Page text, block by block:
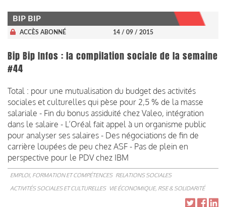
BIP BIP
ACCÈS ABONNÉ 14 / 09 / 2015
Bip Bip Infos : la compilation sociale de la semaine
#44
Total : pour une mutualisation du budget des activités
sociales et culturelles qui pèse pour 2,5 % de la masse
salariale - Fin du bonus assiduité chez Valeo, intégration
dans le salaire - L’Oréal fait appel à un organisme public
pour analyser ses salaires - Des négociations de fin de
carrière loupées de peu chez ASF - Pas de plein en
perspective pour le PDV chez IBM
EMPLOI, FORMATION ET COMPÉTENCES RELATIONS SOCIALES
ACTIVITÉS SOCIALES ET CULTURELLES VIE ÉCONOMIQUE, RSE & SOLIDARITÉ